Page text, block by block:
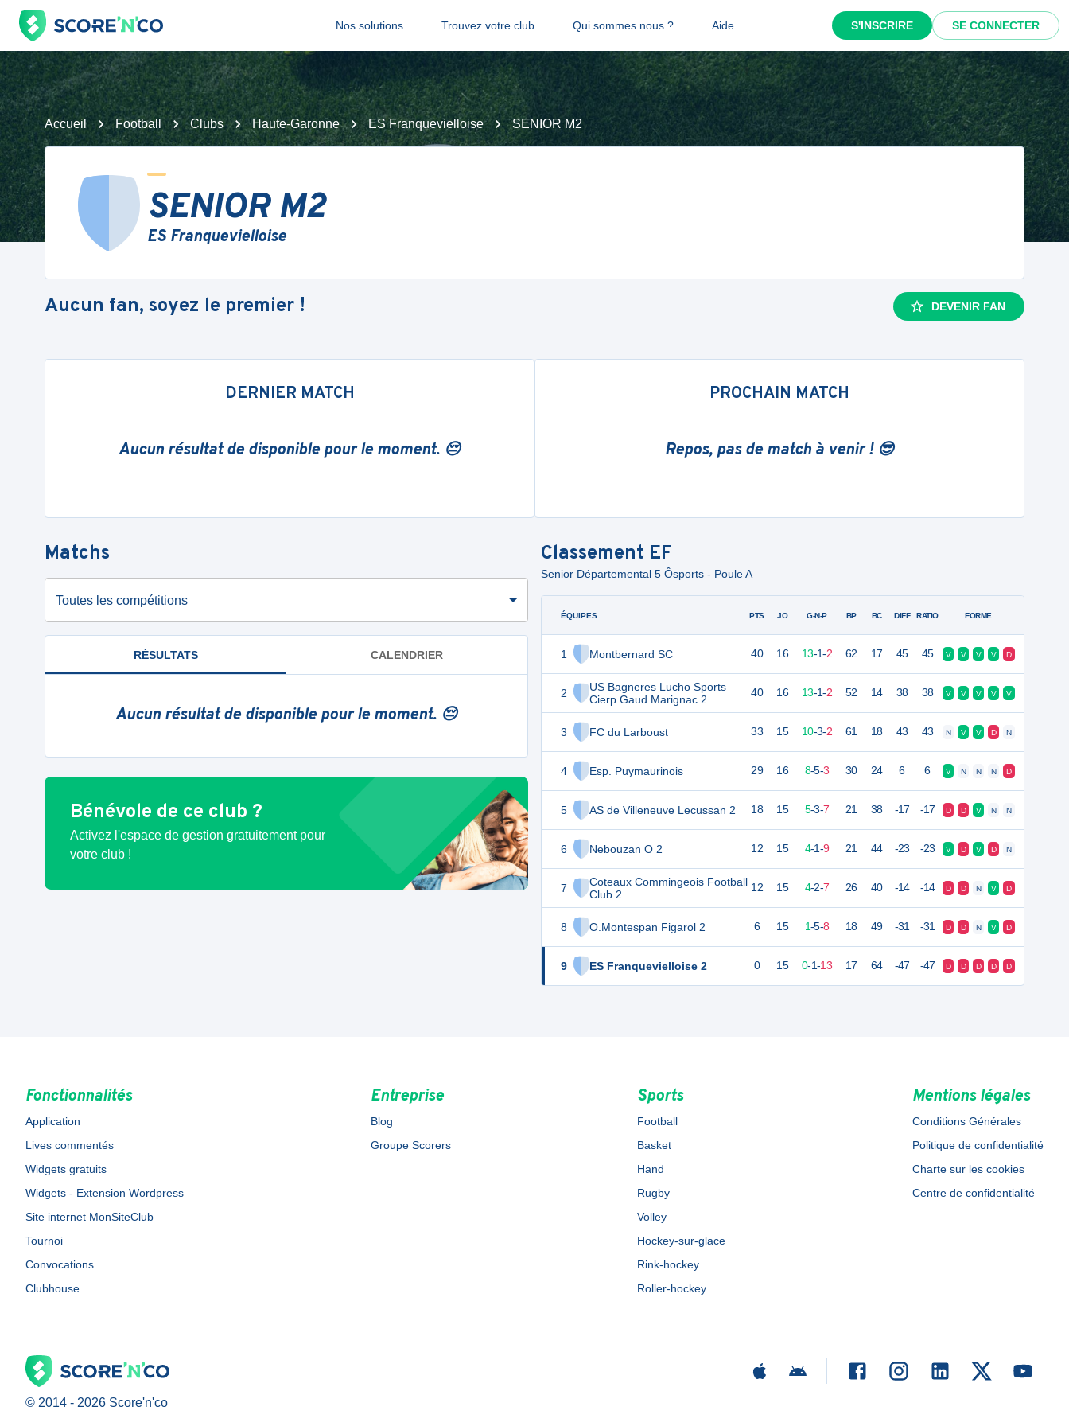
Nos solutions Trouvez votre club Qui sommes nous ? Aide S'INSCRIRE SE CONNECTER
Accueil Football Clubs Haute-Garonne ES Franquevielloise SENIOR M2
SENIOR M2
ES Franquevielloise
Aucun fan, soyez le premier ! DEVENIR FAN
DERNIER MATCH
Aucun résultat de disponible pour le moment. 😔
PROCHAIN MATCH
Repos, pas de match à venir ! 😎
Matchs
Toutes les compétitions
RÉSULTATS CALENDRIER
Aucun résultat de disponible pour le moment. 😔
Bénévole de ce club ?
Activez l'espace de gestion gratuitement pour
votre club !
Classement EF
Senior Départemental 5 Ôsports - Poule A
ÉQUIPES
1 Montbernard SC
2
US Bagneres Lucho Sports
Cierp Gaud Marignac 2
3 FC du Larboust
4 Esp. Puymaurinois
5 AS de Villeneuve Lecussan 2
6 Nebouzan O 2
7
Coteaux Commingeois Football
Club 2
8 O.Montespan Figarol 2
9 ES Franquevielloise 2
PTS JO G-N-P BP BC DIFF RATIO FORME
40 16 13-1-2 62 17 45 45 V V V V D
40 16 13-1-2 52 14 38 38 V V V V V
33 15 10-3-2 61 18 43 43 N V V D N
29 16 8-5-3 30 24 6 6 V N N N D
18 15 5-3-7 21 38 -17 -17 D D V N N
12 15 4-1-9 21 44 -23 -23 V D V D N
12 15 4-2-7 26 40 -14 -14 D D N V D
6 15 1-5-8 18 49 -31 -31 D D N V D
0 15 0-1-13 17 64 -47 -47 D D D D D
Fonctionnalités
Application
Lives commentés
Widgets gratuits
Widgets - Extension Wordpress
Site internet MonSiteClub
Tournoi
Convocations
Clubhouse
Entreprise
Blog
Groupe Scorers
Sports
Football
Basket
Hand
Rugby
Volley
Hockey-sur-glace
Rink-hockey
Roller-hockey
Mentions légales
Conditions Générales
Politique de confidentialité
Charte sur les cookies
Centre de confidentialité
© 2014 - 2026 Score'n'co